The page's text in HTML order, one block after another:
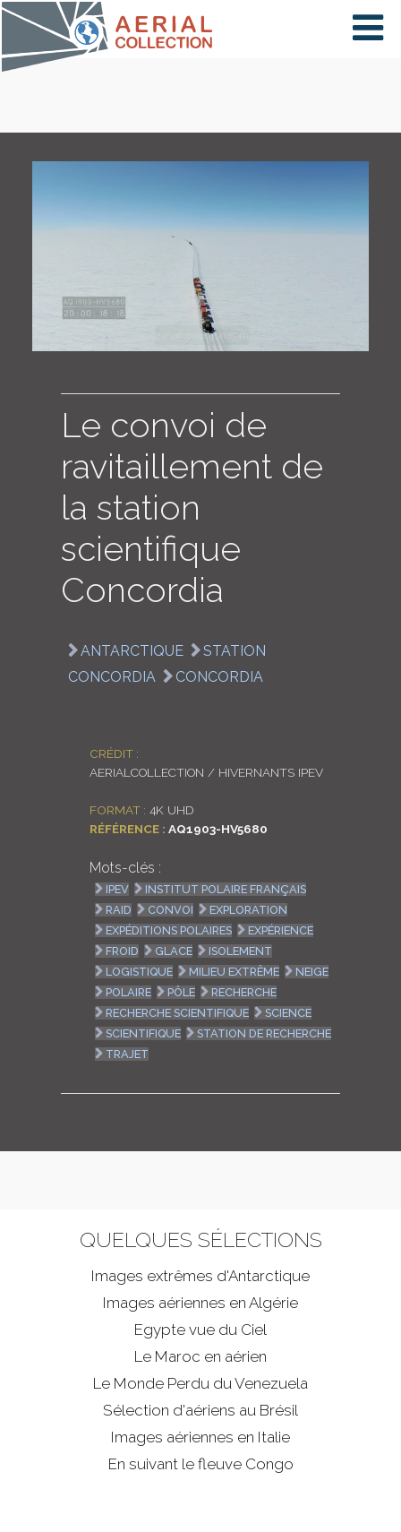
×
COLLECTIONS
ENGLISH
Le convoi de
ravitaillement de
la station
scientifique
Concordia
ANTARCTIQUE
STATION
CONCORDIA
CONCORDIA
CRÉDIT :
AERIALCOLLECTION / HIVERNANTS IPEV
FORMAT : 4K UHD
RÉFÉRENCE : AQ1903-HV5680
Mots-clés :
IPEV
INSTITUT POLAIRE FRANÇAIS
RAID
CONVOI
EXPLORATION
EXPÉDITIONS POLAIRES
EXPÉRIENCE
FROID
GLACE
ISOLEMENT
LOGISTIQUE
MILIEU EXTRÊME
NEIGE
POLAIRE
PÔLE
RECHERCHE
RECHERCHE SCIENTIFIQUE
SCIENCE
SCIENTIFIQUE
STATION DE RECHERCHE
TRAJET
QUELQUES SÉLECTIONS
Images extrêmes d'Antarctique
Images aériennes en Algérie
Egypte vue du Ciel
Le Maroc en aérien
Le Monde Perdu du Venezuela
Sélection d'aériens au Brésil
Images aériennes en Italie
En suivant le fleuve Congo